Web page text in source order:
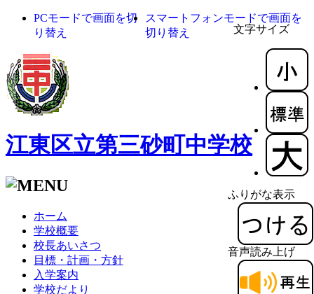
文字サイズ
ふりがな表示
音声読み上げ
PCモードで画面を切
り替え
スマートフォンモードで画面を
切り替え
江東区立第三砂町中学校
ホーム
学校概要
校長あいさつ
目標・計画・方針
入学案内
学校だより